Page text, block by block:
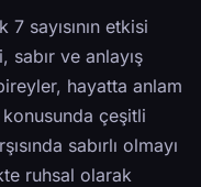
sayısının etkisi
sabır ve anlayış
hayatta anlam
çeşitli
sabırlı olmayı
ruhsal olarak